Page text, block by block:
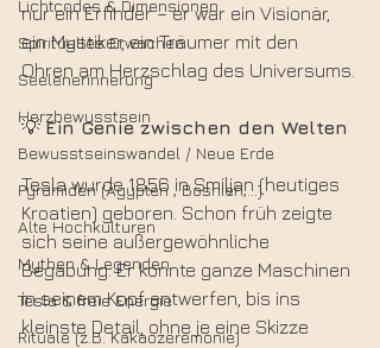
Lichtcodes & Dimensionen
Spirituelles Erwachen
Seelenerinnerung
Herzbewusstsein
Bewusstseinswandel / Neue Erde
Pyramiden (Ägypten , Bosnien,...)
Alte Hochkulturen
Mythen & Legenden
Tesla & freie Energie
Rituale (z.B. Kakaozeremonie)
nur ein Erfinder – er war ein Visionär,
ein Mystiker, ein Träumer mit den
Ohren am Herzschlag des Universums.
💡 Ein Genie zwischen den Welten
Tesla wurde 1856 in Smiljan (heutiges
Kroatien) geboren. Schon früh zeigte
sich seine außergewöhnliche
Begabung: Er konnte ganze Maschinen
in seinem Kopf entwerfen, bis ins
kleinste Detail, ohne je eine Skizze